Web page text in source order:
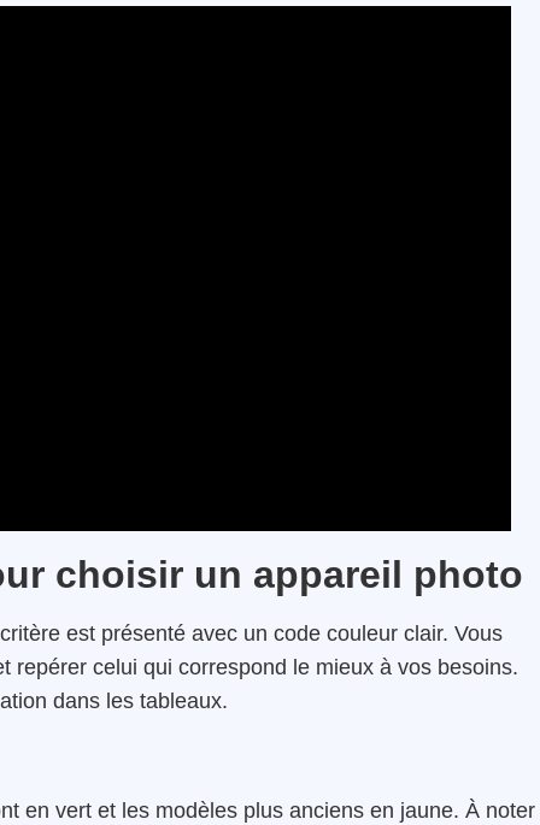
choisir un appareil photo
est présenté avec un code couleur clair. Vous
repérer celui qui correspond le mieux à vos besoins.
dans les tableaux.
en vert et les modèles plus anciens en jaune. À noter